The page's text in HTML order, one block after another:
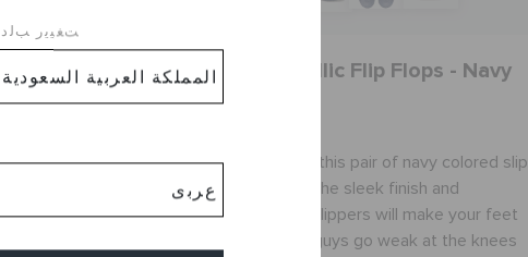
ﺖﻐﻴﻳﺭ
Sloane Hammered Metallic Flip Flops - Navy
205134-463
Be the cynosure of all eyes with this pair of navy colored slip
flops from the house of Crocs. The sleek finish and
comfortable sole of this pair of slippers will make your feet
feel out of this world. Make the guys go weak at the knees